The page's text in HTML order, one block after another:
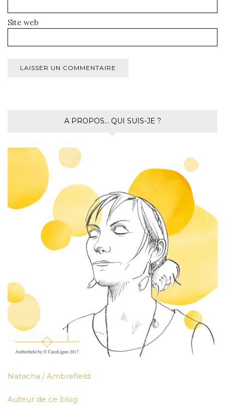
Site web
A PROPOS… QUI SUIS-JE ?
Natacha / Ambrefield
Auteur de ce blog